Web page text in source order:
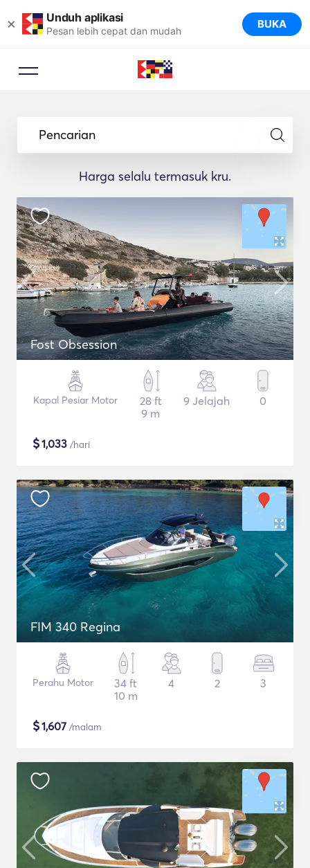
× Unduh aplikasi
Pesan lebih cepat dan mudah BUKA
Pencarian
Harga selalu termasuk kru.
Fost Obsession
Kapal Pesiar Motor
28 ft
9 m
9 Jelajah 0
$1,033 /hari
FIM 340 Regina
Perahu Motor
34 ft
10 m
4 2 3
$1,607 /malam